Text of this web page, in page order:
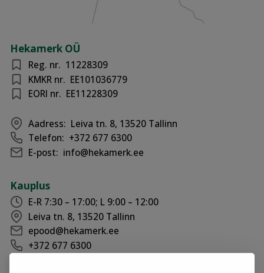
Hekamerk OÜ
Reg. nr. 11228309
KMKR nr. EE101036779
EORI nr. EE11228309
Aadress: Leiva tn. 8, 13520 Tallinn
Telefon: +372 677 6300
E-post: info@hekamerk.ee
Kauplus
E-R 7:30 – 17:00; L 9:00 – 12:00
Leiva tn. 8, 13520 Tallinn
epood@hekamerk.ee
+372 677 6300